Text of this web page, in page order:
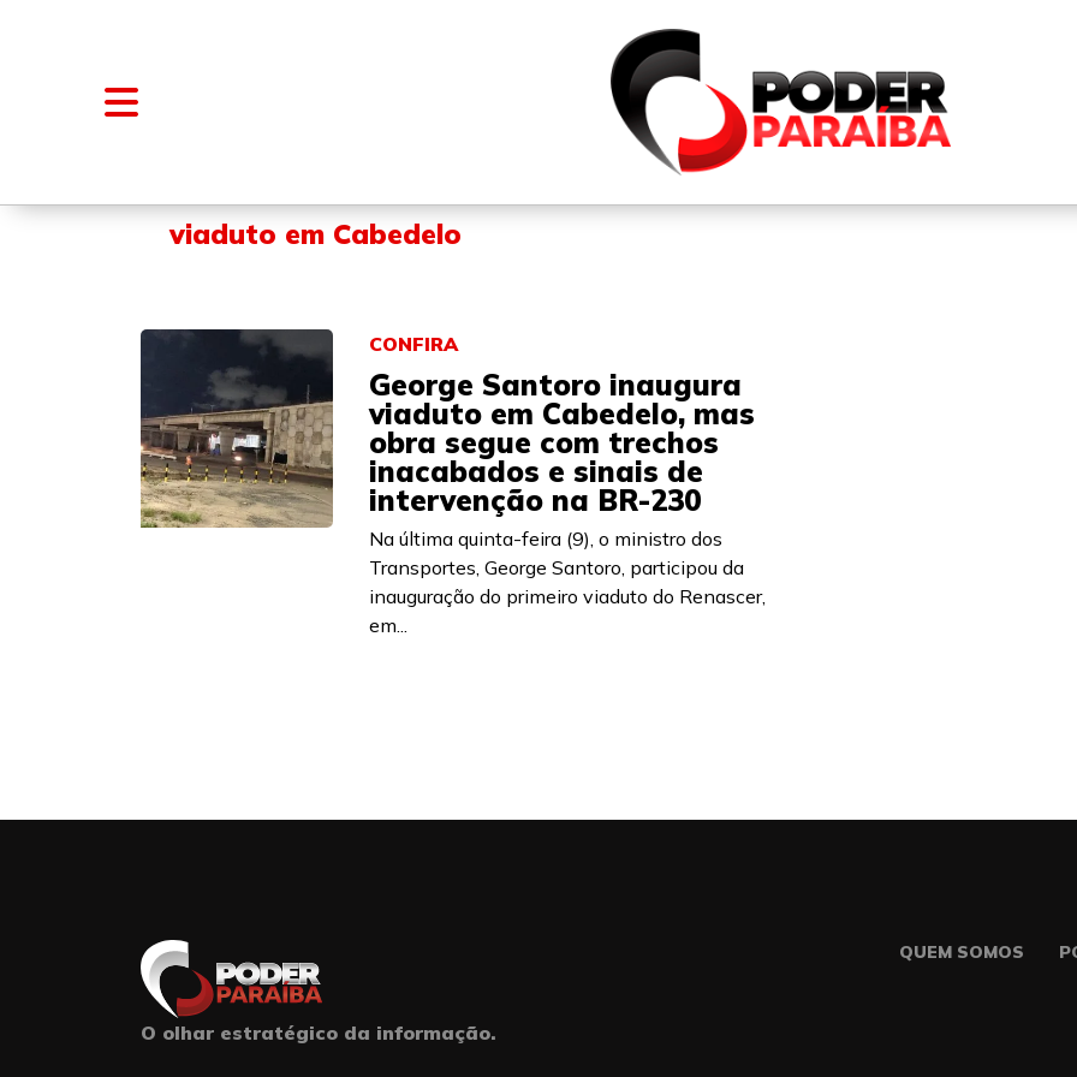
FALE CONOSCO
viaduto em Cabedelo
CONFIRA
George Santoro inaugura
viaduto em Cabedelo, mas
obra segue com trechos
inacabados e sinais de
intervenção na BR-230
Na última quinta-feira (9), o ministro dos
Transportes, George Santoro, participou da
inauguração do primeiro viaduto do Renascer,
em...
O olhar estratégico da informação.
QUEM SOMOS